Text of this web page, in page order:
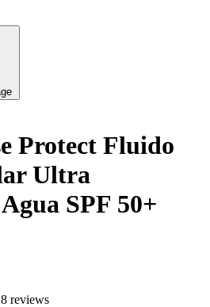
Protect Fluido
Ultra
SPF 50+
reviews